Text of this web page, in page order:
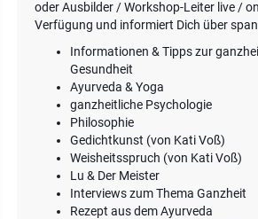
oder Ausbilder / Workshop-Leiter live /
Verfügung und informiert Dich über
Informationen & Tipps zur
Gesundheit
Ayurveda & Yoga
ganzheitliche Psychologie
Philosophie
Gedichtkunst (von Kati Voß)
Weisheitsspruch (von Kati Voß)
Lu & Der Meister
Interviews zum Thema Ganzheit
Rezept aus dem Ayurveda